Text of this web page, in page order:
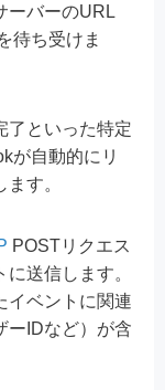
ーバーのURL
待ち受けま
了といった特定
が自動的にリ
す。
POSTリクエス
送信します。
イベントに関連
ーIDなど）が含